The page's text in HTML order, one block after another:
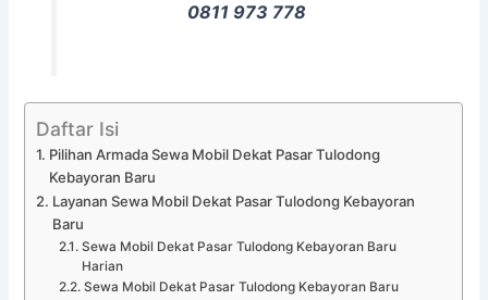
0811 973 778
Daftar Isi
Pilihan Armada Sewa Mobil Dekat Pasar Tulodong
Kebayoran Baru
Layanan Sewa Mobil Dekat Pasar Tulodong Kebayoran
Baru
Sewa Mobil Dekat Pasar Tulodong Kebayoran Baru
Harian
Sewa Mobil Dekat Pasar Tulodong Kebayoran Baru